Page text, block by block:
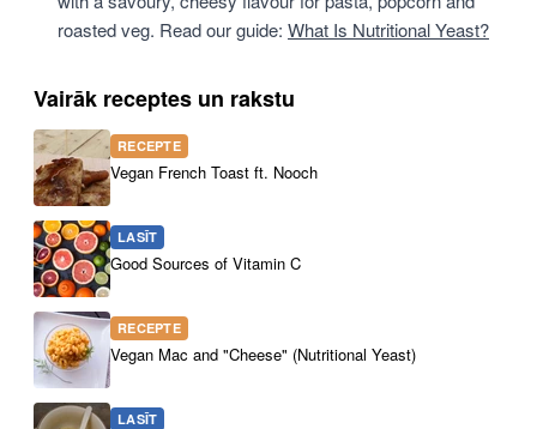
roasted veg. Read our guide: What Is Nutritional Yeast?
Vairāk receptes un rakstu
RECEPTE
Vegan French Toast ft. Nooch
LASĪT
Good Sources of Vitamin C
RECEPTE
Vegan Mac and "Cheese" (Nutritional Yeast)
LASĪT